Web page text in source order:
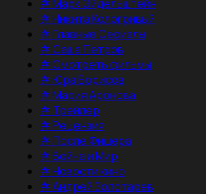
#Марк Эйдельштейн
#Никита Кологривый
#Главные Сериалы
#Саша Петров
#Смотреть фильмы
#Юра Борисов
#Мария Аронова
# Трейлер
#Рецензия
#После Фишера
#Война и Мир
#Новости кино
#Андрей Золотарев